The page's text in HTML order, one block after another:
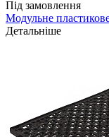
Під замовлення
Модульне
Детальніше